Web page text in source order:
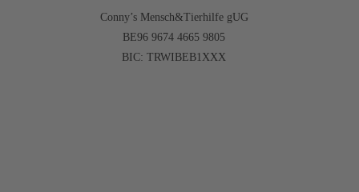
Conny’s Mensch&Tierhilfe gUG
BE96 9674 4665 9805
BIC: TRWIBEB1XXX